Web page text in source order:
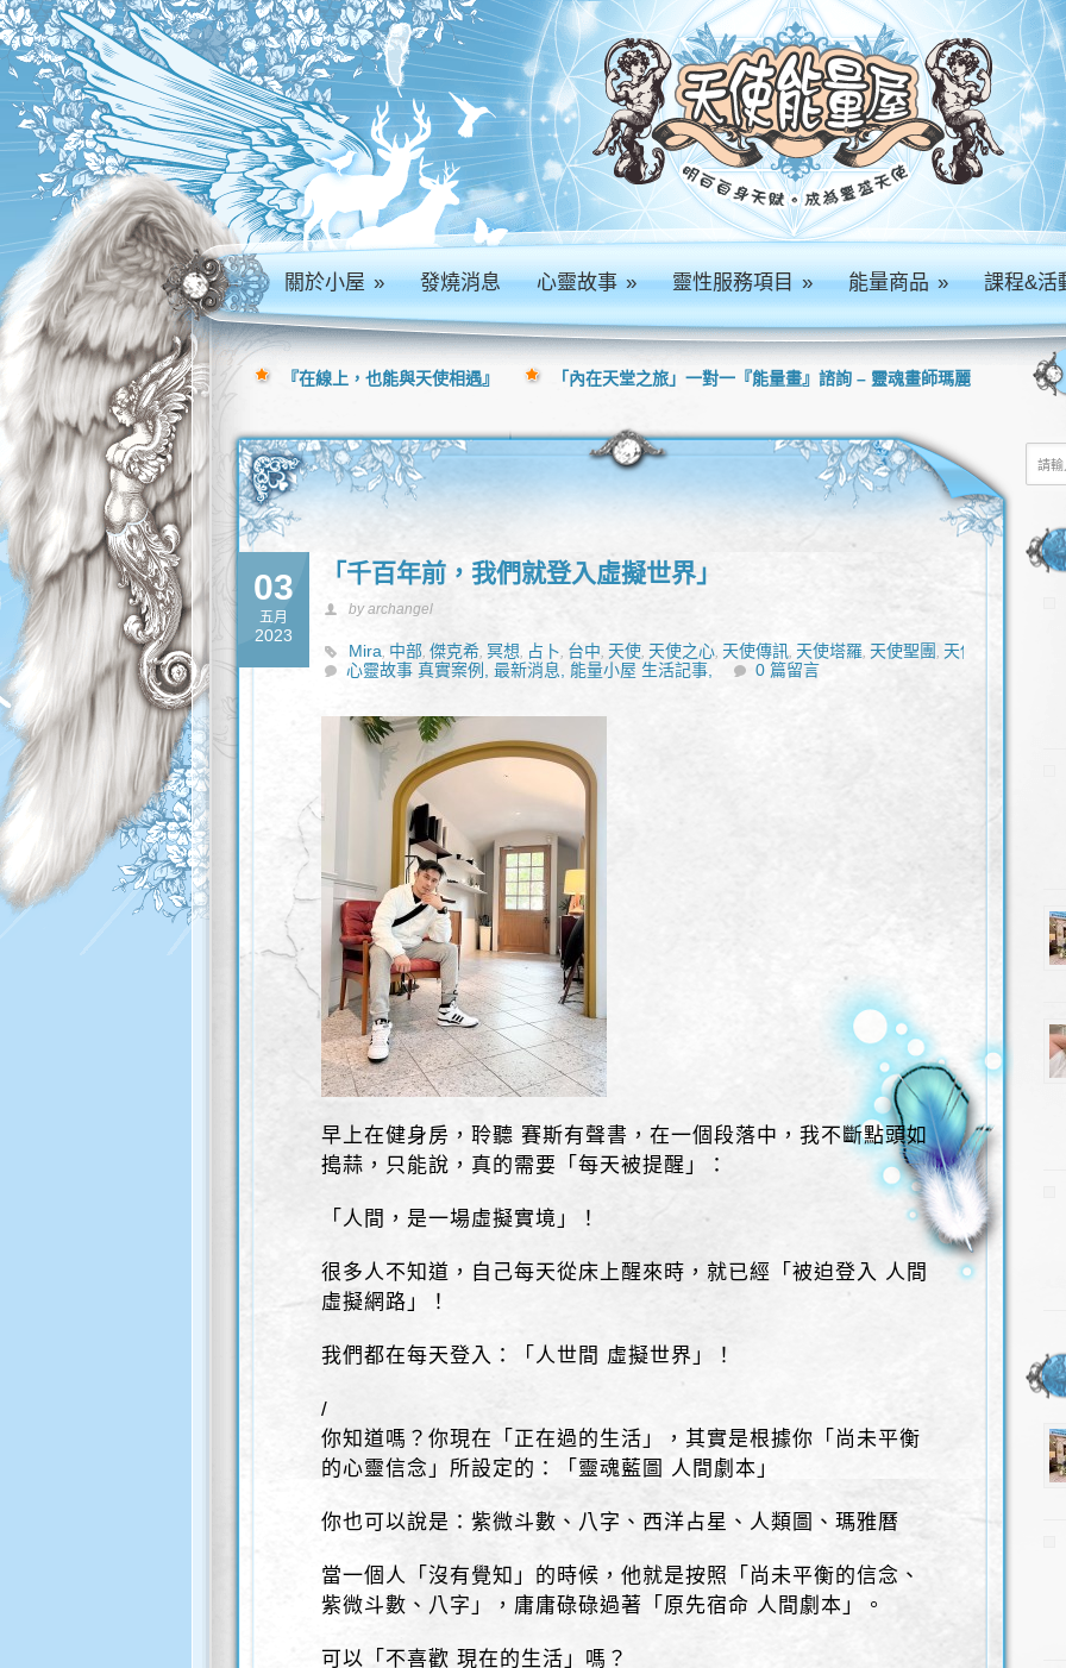
關於小屋» 發燒消息 心靈故事» 靈性服務項目» 能量商品» 課程&活
03
五月
2023
「千百年前，我們就登入虛擬世界」
by archangel
Mira, 中部, 傑克希, 冥想, 占卜, 台中, 天使, 天使之心, 天使傳訊, 天使塔羅, 天使聖團, 天使
能量屋,天使說說話 ,天使靈性諮詢,奇蹟課程,張逸峰 愛情 ,手作,收驚
心靈故事 真實案例, 最新消息, 能量小屋 生活記事, 0 篇留言
早上在健身房，聆聽 賽斯有聲書，在一個段落中，我不斷點頭如
搗蒜，只能說，真的需要「每天被提醒」：
「人間，是一場虛擬實境」！
很多人不知道，自己每天從床上醒來時，就已經「被迫登入 人間
虛擬網路」！
我們都在每天登入：「人世間 虛擬世界」！
/
你知道嗎？你現在「正在過的生活」，其實是根據你「尚未平衡
的心靈信念」所設定的：「靈魂藍圖 人間劇本」
你也可以說是：紫微斗數、八字、西洋占星、人類圖、瑪雅曆
當一個人「沒有覺知」的時候，他就是按照「尚未平衡的信念、
紫微斗數、八字」，庸庸碌碌過著「原先宿命 人間劇本」。
可以「不喜歡 現在的生活」嗎？
『在線上，也能與天使相遇』 「內在天堂之旅」一對一『能量畫』諮詢 – 靈魂畫師瑪麗